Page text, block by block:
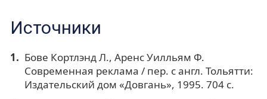
Источники
Бове Кортлэнд Л., Аренс Уилльям Ф.
Современная реклама / пер. с англ. Тольятти:
Издательский дом «Довгань», 1995. 704 с.